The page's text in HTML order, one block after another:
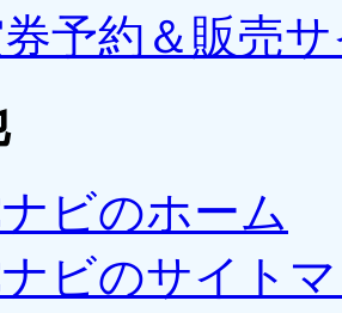
予約＆販売
ビのホーム
ビのサイト